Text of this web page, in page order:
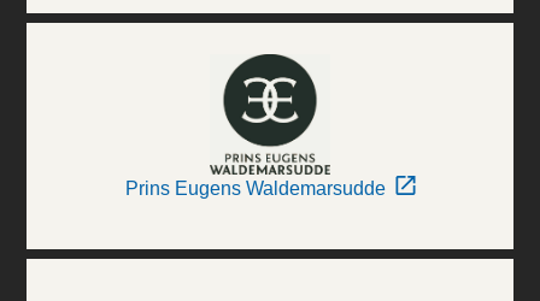
Prins Eugens Waldemarsudde